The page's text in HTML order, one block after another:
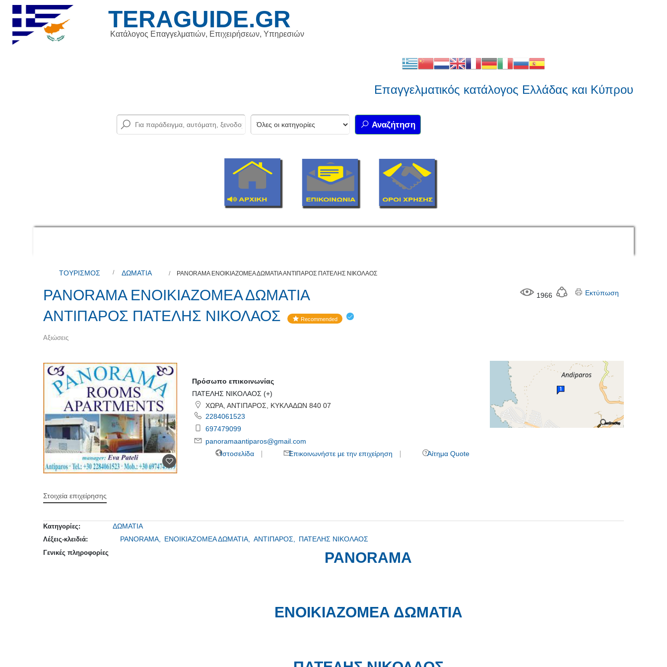
Κατάλογος Επαγγελματιών, Επιχειρήσεων, Υπηρεσιών
TERAGUIDE.GR
Επαγγελματικός κατάλογος Ελλάδας και Κύπρου
Αναζήτηση
ΤΟΥΡΙΣΜΟΣ ΔΩΜΑΤΙΑ PANORAMA ΕΝΟΙΚΙΑΖΟΜΕΑ ΔΩΜΑΤΙΑ ΑΝΤΙΠΑΡΟΣ ΠΑΤΕΛΗΣ ΝΙΚΟΛΑΟΣ
PANORAMA ΕΝΟΙΚΙΑΖΟΜΕΑ ΔΩΜΑΤΙΑ
ΑΝΤΙΠΑΡΟΣ ΠΑΤΕΛΗΣ ΝΙΚΟΛΑΟΣ
Recommended
Αξιώσεις
1966 Εκτύπωση
Πρόσωπο επικοινωνίας
ΠΑΤΕΛΗΣ ΝΙΚΟΛΑΟΣ (+)
ΧΩΡΑ, ΑΝΤΙΠΑΡΟΣ, ΚΥΚΛΑΔΩΝ 840 07
2284061523
697479099
panoramaantiparos@gmail.com
Ιστοσελίδα
Επικοινωνήστε με την επιχείρηση Αίτημα Quote
Στοιχεία επιχείρησης
Κατηγορίες: ΔΩΜΑΤΙΑ
Λέξεις-κλειδιά: PANORAMA, ΕΝΟΙΚΙΑΖΟΜΕΑ ΔΩΜΑΤΙΑ, ΑΝΤΙΠΑΡΟΣ, ΠΑΤΕΛΗΣ ΝΙΚΟΛΑΟΣ
Γενικές πληροφορίες PANORAMA
ΕΝΟΙΚΙΑΖΟΜΕΑ ΔΩΜΑΤΙΑ